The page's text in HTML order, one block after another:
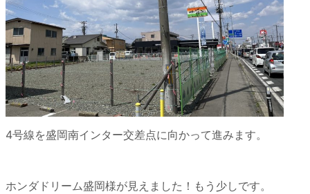
4号線を盛岡南インター交差点に向かって進みます。
ホンダドリーム盛岡様が見えました！もう少しです。